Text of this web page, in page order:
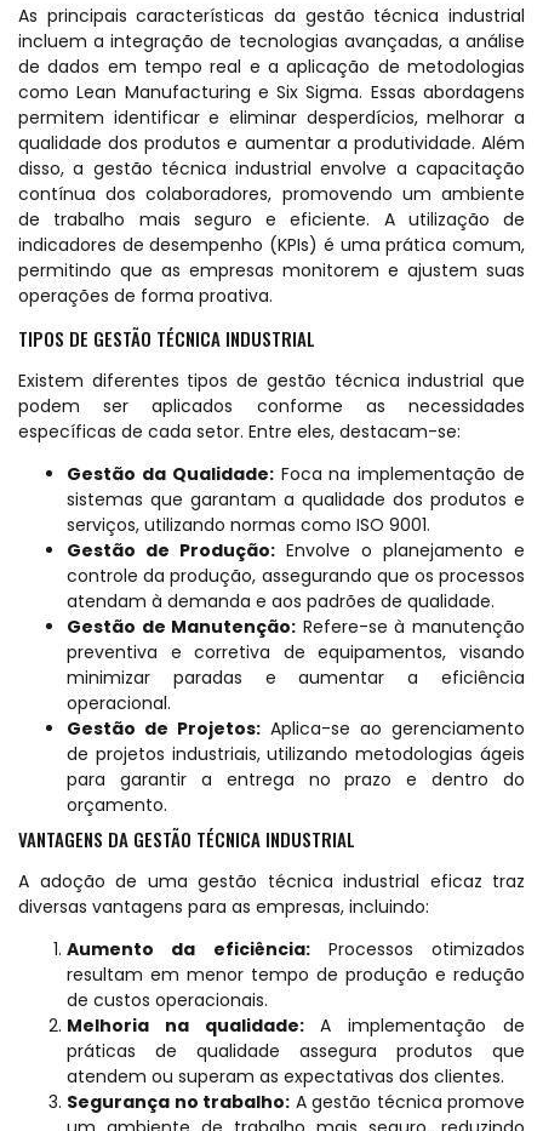
As principais características da gestão técnica industrial
incluem a integração de tecnologias avançadas, a análise
de dados em tempo real e a aplicação de metodologias
como Lean Manufacturing e Six Sigma. Essas abordagens
permitem identificar e eliminar desperdícios, melhorar a
qualidade dos produtos e aumentar a produtividade. Além
disso, a gestão técnica industrial envolve a capacitação
contínua dos colaboradores, promovendo um ambiente
de trabalho mais seguro e eficiente. A utilização de
indicadores de desempenho (KPIs) é uma prática comum,
permitindo que as empresas monitorem e ajustem suas
operações de forma proativa.
TIPOS DE GESTÃO TÉCNICA INDUSTRIAL
Existem diferentes tipos de gestão técnica industrial que
podem ser aplicados conforme as necessidades
específicas de cada setor. Entre eles, destacam-se:
Gestão da Qualidade:Foca na implementação de
sistemas que garantam a qualidade dos produtos e
serviços, utilizando normas como ISO 9001.
Gestão de Produção: Envolve o planejamento e
controle da produção, assegurando que os processos
atendam à demanda e aos padrões de qualidade.
Gestão de Manutenção: Refere-se à manutenção
preventiva e corretiva de equipamentos, visando
minimizar paradas e aumentar a eficiência
operacional.
Gestão de Projetos: Aplica-se ao gerenciamento
de projetos industriais, utilizando metodologias ágeis
para garantir a entrega no prazo e dentro do
orçamento.
VANTAGENS DA GESTÃO TÉCNICA INDUSTRIAL
A adoção de uma gestão técnica industrial eficaz traz
diversas vantagens para as empresas, incluindo:
Aumento da eficiência:Processos otimizados
resultam em menor tempo de produção e redução
de custos operacionais.
Melhoria na qualidade:A implementação de
práticas de qualidade assegura produtos que
atendem ou superam as expectativas dos clientes.
Segurança no trabalho: A gestão técnica promove